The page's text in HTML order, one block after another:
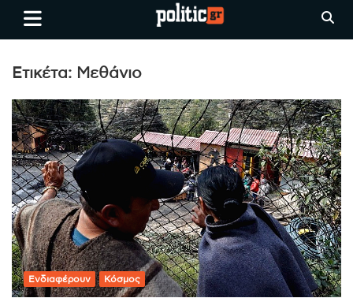
Skip
Ειδήσεις απο τη
Θεσσαλονίκη, την Ελλάδα και
όλο τον Κόσμο
politic.gr
Ετικέτα: Μεθάνιο
Ενδιαφέρουν Κόσμος